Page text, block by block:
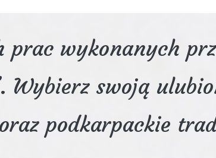
wykonanych
Wybierz swoją
podkarpackie